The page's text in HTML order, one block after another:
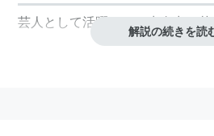
芸人として活躍できる生命力。芸
解説の続きを読